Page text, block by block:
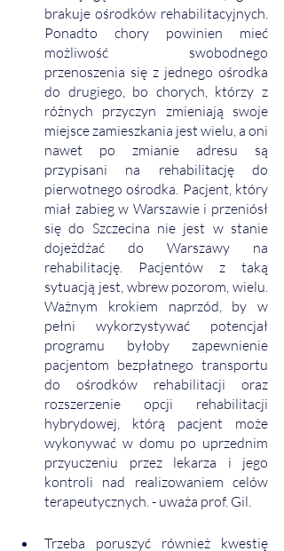
brakuje ośrodków rehabilitacyjnych.
Ponadto chory powinien mieć
możliwość swobodnego
przenoszenia się z jednego ośrodka
do drugiego, bo chorych, którzy z
różnych przyczyn zmieniają swoje
miejsce zamieszkania jest wielu, a oni
nawet po zmianie adresu są
przypisani na rehabilitację do
pierwotnego ośrodka. Pacjent, który
miał zabieg w Warszawie i przeniósł
się do Szczecina nie jest w stanie
dojeżdżać do Warszawy na
rehabilitację. Pacjentów z taką
sytuacją jest, wbrew pozorom, wielu.
Ważnym krokiem naprzód, by w
pełni wykorzystywać potencjał
programu byłoby zapewnienie
pacjentom bezpłatnego transportu
do ośrodków rehabilitacji oraz
rozszerzenie opcji rehabilitacji
hybrydowej, którą pacjent może
wykonywać w domu po uprzednim
przyuczeniu przez lekarza i jego
kontroli nad realizowaniem celów
terapeutycznych. - uważa prof. Gil.
Trzeba poruszyć również kwestię